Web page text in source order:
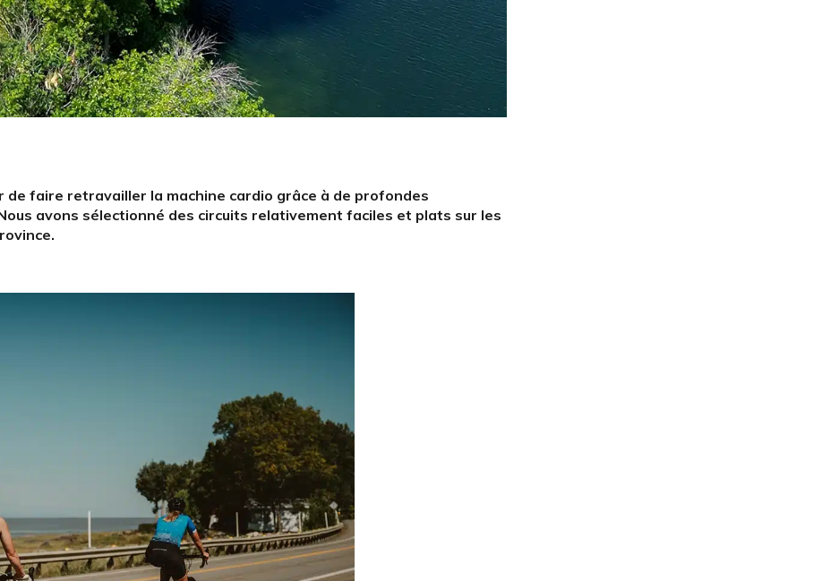
faire retravailler la machine cardio grâce à de profondes
avons sélectionné des circuits relativement faciles et plats sur les